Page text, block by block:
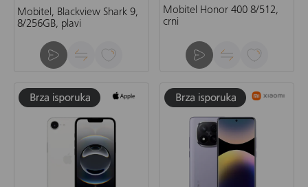
Mobitel, Blackview Shark 9,
8/256GB, plavi
Mobitel Honor 400 8/512,
crni